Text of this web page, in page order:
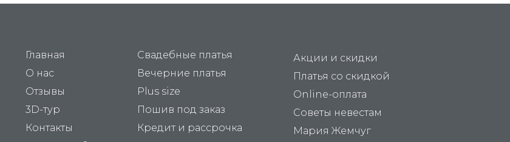
Главная
О нас
Отзывы
3D-тур
Контакты
Свадебные платья
Вечерние платья
Plus size
Пошив под заказ
Кредит и рассрочка
Акции и скидки
Платья со скидкой
Online-оплата
Советы невестам
Мария Жемчуг